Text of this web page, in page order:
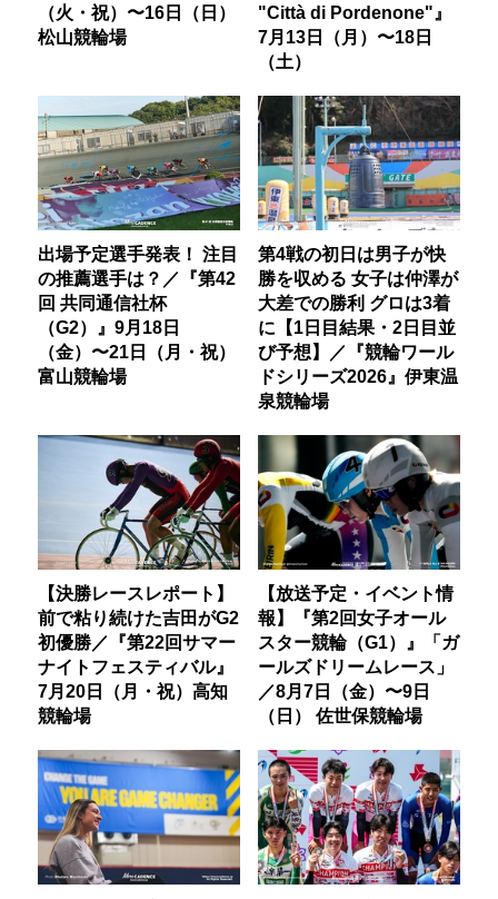
（火・祝）〜16日（日）
松山競輪場
"Città di Pordenone"』
7月13日（月）〜18日
（土）
出場予定選手発表！ 注目
の推薦選手は？／『第42
回 共同通信社杯
（G2）』9月18日
（金）〜21日（月・祝）
富山競輪場
第4戦の初日は男子が快
勝を収める 女子は仲澤が
大差での勝利 グロは3着
に【1日目結果・2日目並
び予想】／『競輪ワール
ドシリーズ2026』伊東温
泉競輪場
【決勝レースレポート】
前で粘り続けた吉田がG2
初優勝／『第22回サマー
ナイトフェスティバル』
7月20日（月・祝）高知
競輪場
【放送予定・イベント情
報】『第2回女子オール
スター競輪（G1）』「ガ
ールズドリームレース」
／8月7日（金）〜9日
（日） 佐世保競輪場